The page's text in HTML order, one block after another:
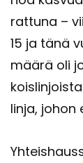
rat­tu­na –
15 ja tänä
määrä oli
linja, johon